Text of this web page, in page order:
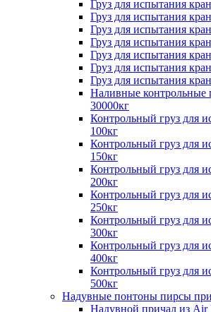
Груз для испытания
Груз для испытания
Груз для испытания
Груз для испытания
Груз для испытания
Груз для испытания
Груз для испытания
Наливные
30000кг
Контрольный груз для
100кг
Контрольный груз для
150кг
Контрольный груз для
200кг
Контрольный груз для
250кг
Контрольный груз для
300кг
Контрольный груз для
400кг
Контрольный груз для
500кг
Надувные понтоны пирсы
Надувной причал из Air